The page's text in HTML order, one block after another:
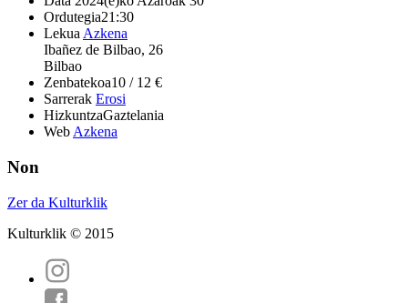
Ordutegia21:30
Lekua Azkena
Ibañez de Bilbao, 26
Bilbao
Zenbatekoa10 / 12 €
Sarrerak Erosi
HizkuntzaGaztelania
Web Azkena
Non
Zer da Kulturklik
Kulturklik © 2015